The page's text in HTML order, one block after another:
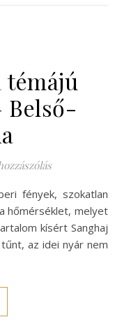
témájú
Belső-
hőmérséklet, melyet
kísért Sanghaj
az idei nyár nem